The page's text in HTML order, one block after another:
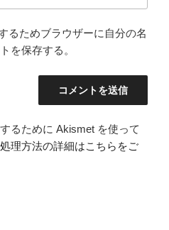
るためブラウザーに自分の名
を保存する。
るために Akismet を使って
理方法の詳細はこちらをご